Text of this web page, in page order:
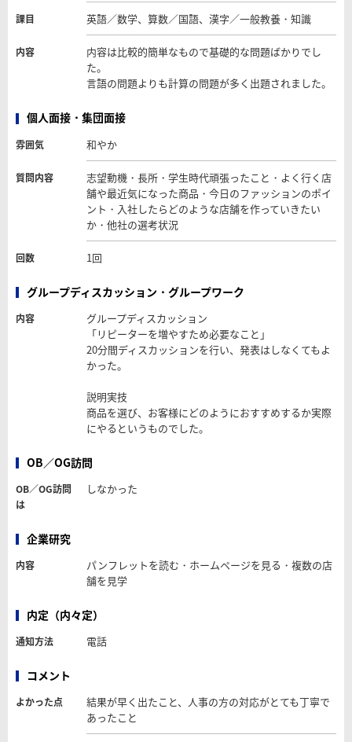
課目 英語／数学、算数／国語、漢字／一般教養・知識
内容
内容は比較的簡単なもので基礎的な問題ばかりでし
た。
言語の問題よりも計算の問題が多く出題されました。
個人面接・集団面接
雰囲気 和やか
質問内容
志望動機・長所・学生時代頑張ったこと・よく行く店
舗や最近気になった商品・今日のファッションのポイ
ント・入社したらどのような店舗を作っていきたい
か・他社の選考状況
回数 1回
グループディスカッション・グループワーク
内容
グループディスカッション
「リピーターを増やすため必要なこと」
20分間ディスカッションを行い、発表はしなくてもよ
かった。
説明実技
商品を選び、お客様にどのようにおすすめするか実際
にやるというものでした。
OB／OG訪問
OB／OG訪問
は
しなかった
企業研究
内容
パンフレットを読む・ホームページを見る・複数の店
舗を見学
内定（内々定）
通知方法 電話
コメント
よかった点
結果が早く出たこと、人事の方の対応がとても丁寧で
あったこと